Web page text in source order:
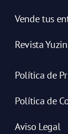
Vende tus
Revista Yuzin
Política de
Política de
Aviso Legal